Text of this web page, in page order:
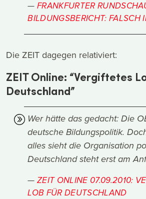
FRANKFURTER
BILDUNGSBERICHT: FALSCH
Die ZEIT dagegen relativiert:
ZEIT Online: “Vergiftetes
Deutschland”
Wer hätte das gedacht: Die
deutsche Bildungspolitik.
alles sieht die Organisation
Deutschland steht erst am
ZEIT ONLINE 07.09.2010:
LOB FÜR DEUTSCHLAND